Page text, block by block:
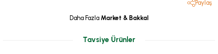
Paylaş
Daha Fazla Market & Bakkal
Tavsiye Ürünler